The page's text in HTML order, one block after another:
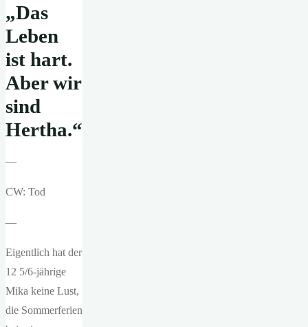
„Das
Leben
ist hart.
Aber wir
sind
Hertha.“
—
CW: Tod
—
Eigentlich hat der
12 5/6-jährige
Mika keine Lust,
die Sommerferien